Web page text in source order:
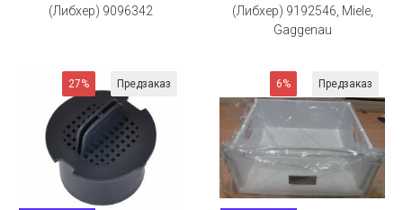
(Либхер) 9096342
(Либхер) 9192546, Miele,
Gaggenau
27% Предзаказ 6% Предзаказ